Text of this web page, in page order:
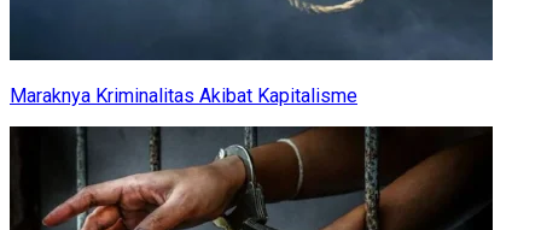
Maraknya Kriminalitas Akibat Kapitalisme